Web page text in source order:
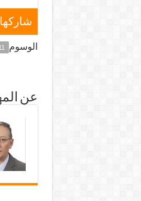
شاركها
الوسوم
عن